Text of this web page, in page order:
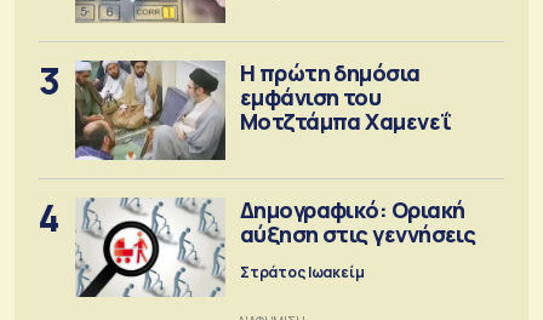
3
Η πρώτη δημόσια
εμφάνιση του
Μοτζτάμπα Χαμενεΐ
4
Δημογραφικό: Οριακή
αύξηση στις γεννήσεις
Στράτος Ιωακείμ